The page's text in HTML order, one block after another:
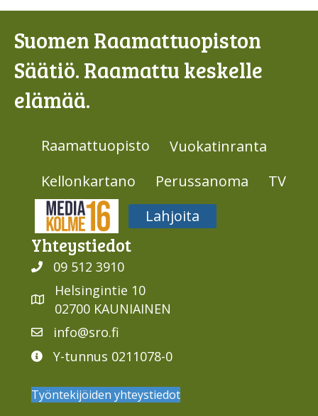
Suomen Raamattuopiston
Säätiö. Raamattu keskelle
elämää.
Raamattuopisto
Vuokatinranta
Kellonkartano
Perussanoma
TV
Media316
Lahjoita
Yhteys­tiedot
09 512 3910
Helsingintie 10
02700 KAUNIAINEN
info@sro.fi
Y-tunnus 0211078-0
Työntekijöiden yhteystiedot